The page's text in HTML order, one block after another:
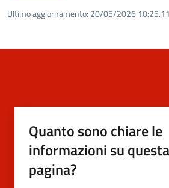
Ultimo aggiornamento: 20/05/2026 10:25.11
Quanto sono chiare le
informazioni su questa
pagina?